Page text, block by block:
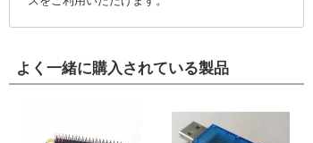
よく一緒に購入されている製品